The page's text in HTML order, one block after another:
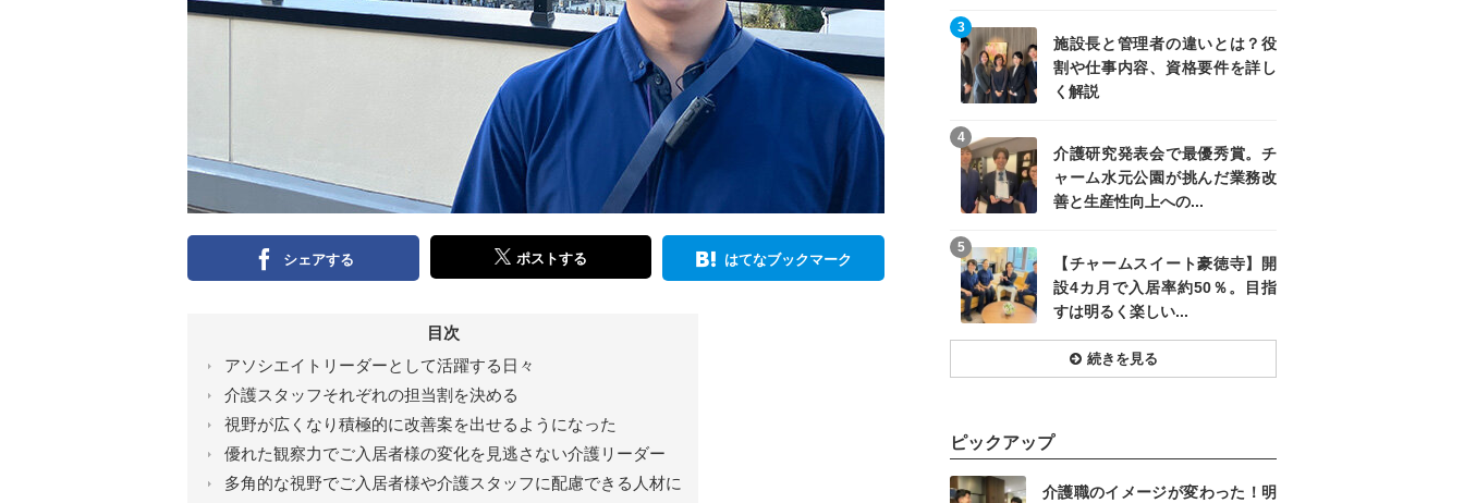
シェアする ポストする はてなブックマーク
目次
アソシエイトリーダーとして活躍する日々
介護スタッフそれぞれの担当割を決める
視野が広くなり積極的に改善案を出せるようになった
優れた観察力でご入居者様の変化を見逃さない介護リーダー
多角的な視野でご入居者様や介護スタッフに配慮できる人材に
施設長と管理者の違いとは？役
割や仕事内容、資格要件を詳し
く解説
3
介護研究発表会で最優秀賞。チ
ャーム水元公園が挑んだ業務改
善と生産性向上への...
4
記事を読む
【チャームスイート豪徳寺】開
設4カ月で入居率約50％。目指
すは明るく楽しい...
5
記事を読む
続きを見る
ピックアップ
介護職のイメージが変わった！明